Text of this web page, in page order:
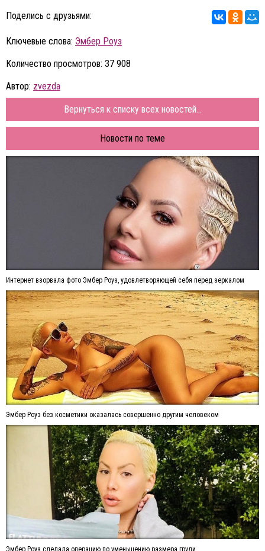
Поделись с друзьями:
Ключевые слова: Эмбер Роуз
Количество просмотров: 37 908
Автор: zvezda
Вернуться к списку всех новостей...
Новости по теме
Интернет взорвала фото Эмбер Роуз, удовлетворяющей себя перед зеркалом
Эмбер Роуз без косметики оказалась совершенно другим человеком